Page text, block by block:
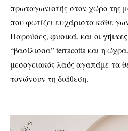
πρωταγωνιστής στον χώρο της
που φωτίζει ευχάριστα κάθε
Παρούσες, φυσικά, και οι
“βασίλισσα” terracotta και η
μεσογειακός λαός αγαπάμε τα
τονώνουν τη διάθεση.